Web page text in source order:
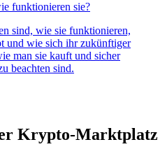
funktionieren sie?
sind, wie sie funktionieren,
und wie sich ihr zukünftiger
man sie kauft und sicher
beachten sind.
Krypto-Marktplatz